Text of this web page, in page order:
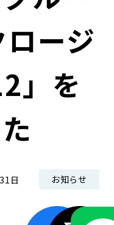
ージ
」を
日 お知らせ